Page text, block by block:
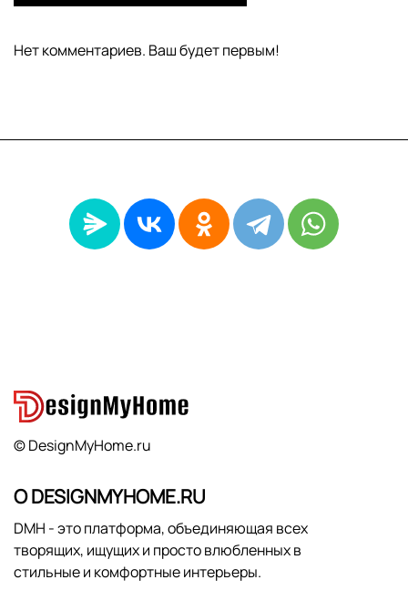
Нет комментариев. Ваш будет первым!
© DesignMyHome.ru
О DESIGNMYHOME.RU
DMH - это платформа, объединяющая всех
творящих, ищущих и просто влюбленных в
стильные и комфортные интерьеры.